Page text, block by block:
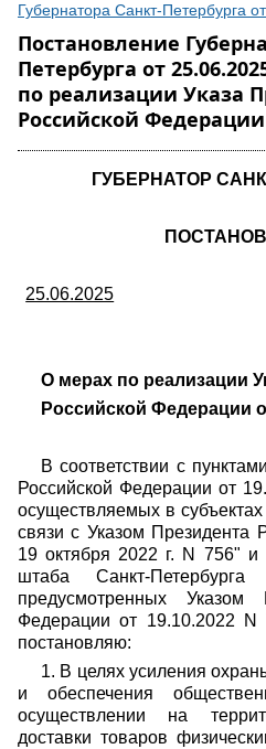
Губернатора Санкт-Петербурга
Постановление
Петербурга от
по реализации Указа
Российской Федерации
ГУБЕРНАТОР
25.06.2025
О мерах по реализации
Российской Федерации
В соответствии с
Российской Федерации от
осуществляемых в
связи с Указом Президента
19 октября 2022 г. N 756"
штаба Санкт-
предусмотренных Указом
Федерации от 19.10.2022
постановляю:
1. В целях усиления
и обеспечения
осуществлении на
доставки товаров